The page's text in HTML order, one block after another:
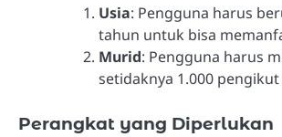
Usia: Pengguna harus
tahun untuk bisa
Murid: Pengguna harus
setidaknya 1.000 pengikut
Perangkat yang Diperlukan